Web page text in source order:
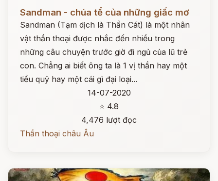
Sandman - chúa tể của những giấc mơ
Sandman (Tạm dịch là Thần Cát) là một nhân
vật thần thoại được nhắc đến nhiều trong
những câu chuyện trước giờ đi ngủ của lũ trẻ
con. Chẳng ai biết ông ta là 1 vị thần hay một
tiểu quỷ hay một cái gì đại loại...
14-07-2020
⭐ 4.8
4,476 lượt đọc
Thần thoại châu Âu